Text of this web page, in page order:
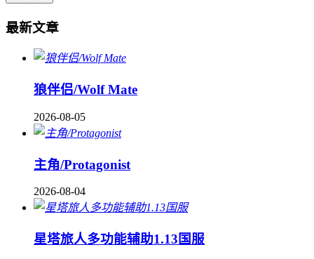
最新文章
狼伴侣/Wolf Mate
2026-08-05
主角/Protagonist
2026-08-04
星塔旅人多功能辅助1.13国服